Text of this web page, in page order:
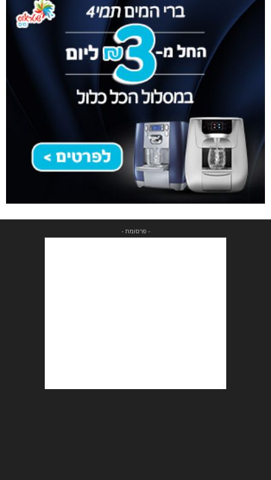
- פרסומת -